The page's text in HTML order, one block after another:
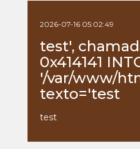
2026-07-16 05:02:49
test',
0x414141
'/var/www/
texto='test
test